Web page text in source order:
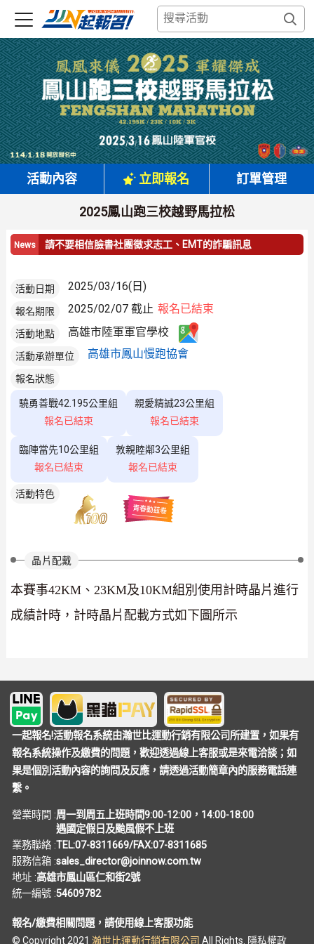
活動內容 立即報名 訂單管理
2025鳳山跑三校越野馬拉松
請不要相信臉書社團徵求志工、EMT的詐騙訊息
活動日期 2025/03/16(日)
報名期限 2025/02/07 截止 報名已結束
活動地點 高雄市陸軍軍官學校
活動承辦單位 高雄市鳳山慢跑協會
報名狀態
驍勇善戰42.195公里組
報名已結束
親愛精誠23公里組
報名已結束
臨陣當先10公里組
報名已結束
敦親睦鄰3公里組
報名已結束
活動特色
晶片配戴
本賽事42KM、23KM及10KM組別使用計時晶片進行
成績計時，計時晶片配載方式如下圖所示
一起報名!活動報名系統由瀚世比運動行銷有限公司所建置，如果有
報名系統操作及繳費的問題，歡迎透過線上客服或是來電洽談；如
果是個別活動內容的詢問及反應，請透過活動簡章內的服務電話連
繫。
營業時間 :周一到周五上班時間9:00-12:00，14:00-18:00
遇國定假日及颱風假不上班
業務聯絡 :TEL:07-8311669/FAX:07-8311685
服務信箱 :sales_director@joinnow.com.tw
地址 :高雄市鳳山區仁和街2號
統一編號 :54609782
報名/繳費相關問題，請使用線上客服功能
© Copyright 2021 瀚世比運動行銷有限公司 All Rights. 隱私權政